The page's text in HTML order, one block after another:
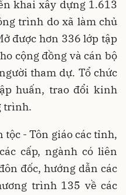
khai xây dựng 1.613
trình do xã làm chủ
được hơn 336 lớp tập
cộng đồng và cán bộ
tham dự. Tổ chức
huấn, trao đổi kinh
trình.
tộc - Tôn giáo các tỉnh,
cấp, ngành có liên
đốc, hướng dẫn các
trình 135 về các